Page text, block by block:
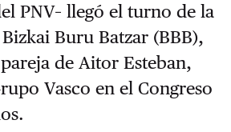
PNV– llegó el turno de la
Buru Batzar (BBB),
de Aitor Esteban,
Vasco en el Congreso